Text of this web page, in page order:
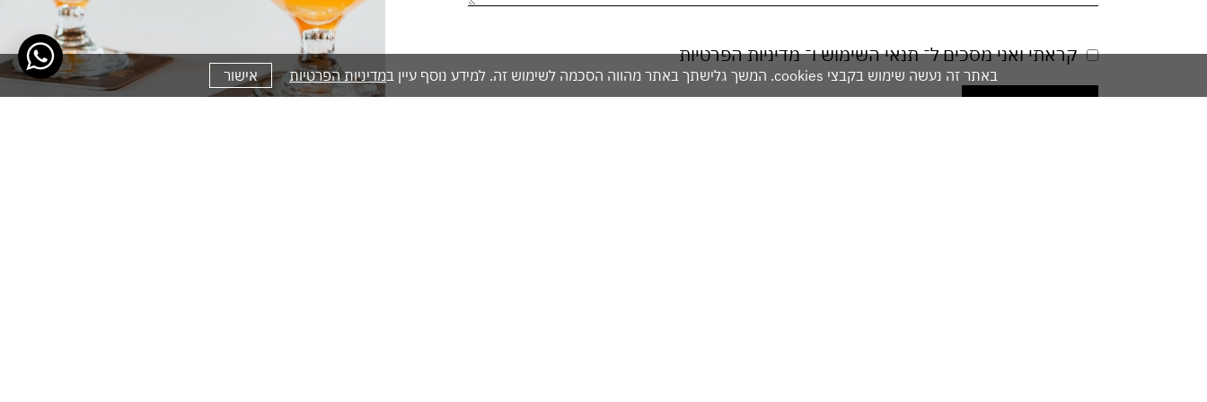
באתר זה נעשה שימוש בקבצי cookies. המשך גלישתך באתר מהווה הסכמה לשימוש זה. למידע נוסף עיין ב מדיניות הפרטיות אישור
קראתי ואני מסכים ל־תנאי השימושו־ מדיניות הפרטיות